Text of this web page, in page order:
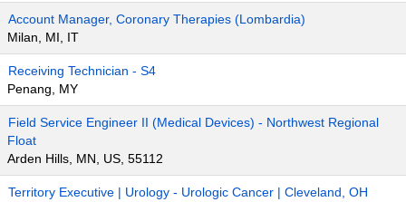
Account Manager, Coronary Therapies (Lombardia)
Milan, MI, IT
Receiving Technician - S4
Penang, MY
Field Service Engineer II (Medical Devices) - Northwest Regional
Float
Arden Hills, MN, US, 55112
Territory Executive | Urology - Urologic Cancer | Cleveland, OH